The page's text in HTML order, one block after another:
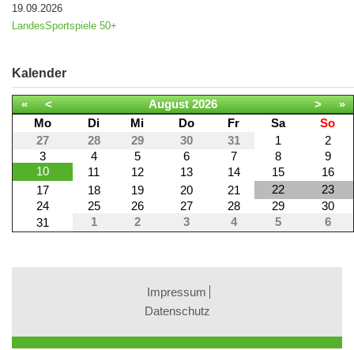
19.09.2026
LandesSportspiele 50+
Kalender
« < August 2026 >
»
Mo
Di Mi Do Fr Sa
So
27
28 29 30 31 1
2
3
4 5 6 7 8
9
10
11 12 13 14 15
16
17
18 19 20 21 22
23
24
25 26 27 28 29
30
31
1 2 3 4 5 6
Impressum
Datenschutz